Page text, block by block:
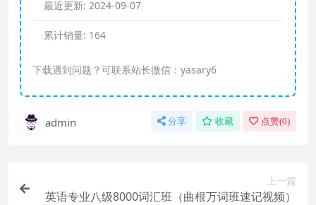
最近更新: 2024-09-07
累计销量: 164
下载遇到问题？可联系站长微信：yasary6
admin 分享 收藏 点赞(0)
上一篇
英语专业八级8000词汇班（曲根万词班速记视频）